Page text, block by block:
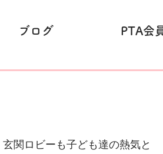
ブログ PTA会
関ロビーも子ども達の熱気と